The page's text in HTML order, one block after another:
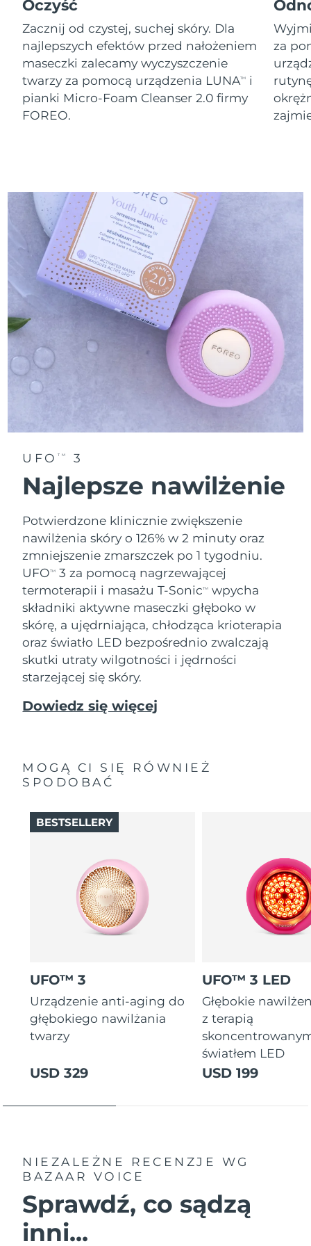
Oczyść
Zacznij od czystej, suchej skóry. Dla
najlepszych efektów przed nałożeniem
maseczki zalecamy wyczyszczenie
twarzy za pomocą urządzenia LUNATM
i
pianki Micro-Foam Cleanser 2.0 firmy
FOREO.
za
UFO TM 3
Najlepsze nawilżenie
Potwierdzone klinicznie zwiększenie
nawilżenia skóry o 126% w 2 minuty oraz
zmniejszenie zmarszczek po 1 tygodniu.
UFOTM
3 za pomocą nagrzewającej
termoterapii i masażu T-SonicTM
wpycha
składniki aktywne maseczki głęboko w
skórę, a ujędrniająca, chłodząca krioterapia
oraz światło LED bezpośrednio zwalczają
skutki utraty wilgotności i jędrności
starzejącej się skóry.
Dowiedz się więcej
MOGĄ CI SIĘ RÓWNIEŻ
SPODOBAĆ
UFO™ 3
Urządzenie anti-aging do
głębokiego nawilżania
twarzy
USD 329
BESTSELLERY
UFO™ 3 LED
Głębokie
z terapią
światłem LED
USD 199
NIEZALEŻNE RECENZJE
WG
BAZAAR VOICE
Sprawdź, co sądzą
inni...
Słowenia
Oczekiwany czas dostawy
11/8/26
Republika
Południowej Afryki
Oczekiwany czas dostawy
19/8/26
Oczekiwany czas dostawy
Szwecja
Oczekiwany czas dostawy
Szwajcaria
Oczekiwany czas dostawy
Tajwan
Oczekiwany czas dostawy
16/8/26
Tajlandia
Oczekiwany czas dostawy
15/8/26
Turcja
Oczekiwany czas dostawy
12/8/26
Wielka Brytania
Uzbekistan
Oczekiwany czas dostawy
16/8/26
Wietnam
Oczekiwany czas dostawy
17/8/26